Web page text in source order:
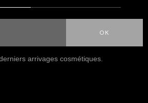
OK
arrivages cosmétiques.